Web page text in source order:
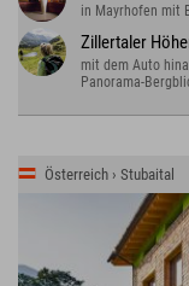
in Mayrhofen mit
Zillertaler
mit dem Auto
Panorama-
Österreich › Stubaital